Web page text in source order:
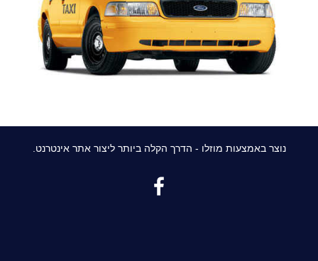
נוצר באמצעות מוזלו - הדרך הקלה ביותר ליצור אתר אינטרנט.